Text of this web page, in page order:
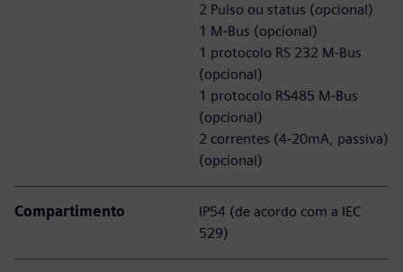
2 Pulso ou status (opcional)
1 M-Bus (opcional)
1 protocolo RS 232 M-Bus
(opcional)
1 protocolo RS485 M-Bus
(opcional)
2 correntes (4-20mA, passiva)
(opcional)
Compartimento
IP54 (de acordo com a IEC
529)